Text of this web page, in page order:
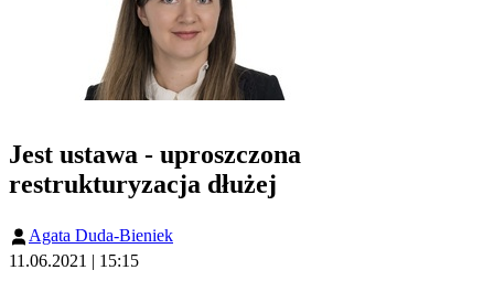
Jest ustawa - uproszczona
restrukturyzacja dłużej
Agata Duda-Bieniek
11.06.2021 | 15:15